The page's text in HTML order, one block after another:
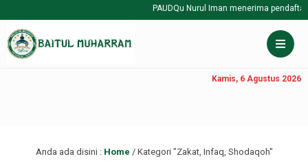
PAUDQu Nurul Iman menerima
Kamis, 6 Agustus 2026
Anda ada disini : Home / Kategori "Zakat, Infaq, Shodaqoh"